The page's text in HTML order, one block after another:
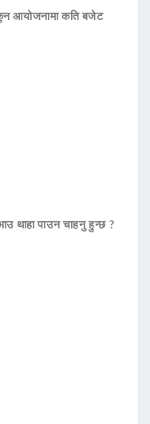
आयोजनामा कति बजेट
थाहा पाउन चाहनु हुन्छ ?